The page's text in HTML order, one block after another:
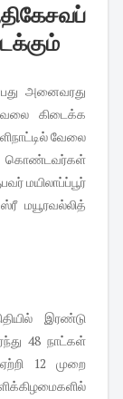
அனைவரது
கிடைக்க
வேலை
கொண்டவர்கள்
மயிலாப்ப்பூர்
மயூரவல்லித்
இரண்டு
48 நாட்கள்
12 முறை